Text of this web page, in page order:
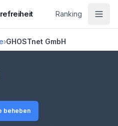
Ranking
›GHOSTnet GmbH
beheben